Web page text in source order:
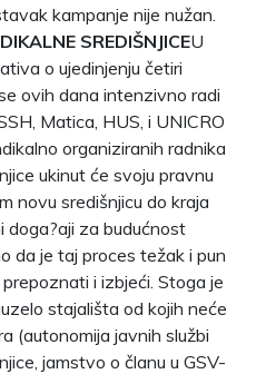
kampanje nije nužan.
SREDIŠNJICEU
o ujedinjenju četiri
ovih dana intenzivno radi
Matica, HUS, i UNICRO
organiziranih radnika
ukinut će svoju pravnu
novu središnjicu do kraja
doga?aji za budućnost
da je taj proces težak i pun
i izbjeći. Stoga je
stajališta od kojih neće
(autonomija javnih službi
jamstvo o članu u GSV-